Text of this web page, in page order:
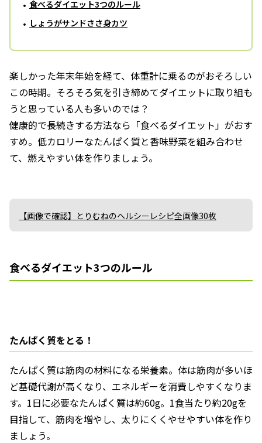
食べるダイエット3つのルール
しょうがサンドささ身カツ
楽しかった年末年始を経て、体重計に乗るのがおそろしい
この時期。そろそろ気を引き締めてダイエットに取り組も
うと思っている人も多いのでは？
健康的で長続きする方法なら「食べるダイエット」がおす
すめ。低カロリーなたんぱく質と香味野菜を組み合わせ
て、燃えやすい体を作りましょう。
【画像で確認】とりむねのヘルシーレシピ全画像30枚
食べるダイエット3つのルール
たんぱく質をとる！
たんぱく質は筋肉の材料になる栄養素。体は筋肉が多いほ
ど基礎代謝が高くなり、エネルギーを消費しやすくなりま
す。1日に必要なたんぱく質は約60g。1食当たり約20gを
目指して、筋肉を増やし、太りにくくやせやすい体を作り
ましょう。